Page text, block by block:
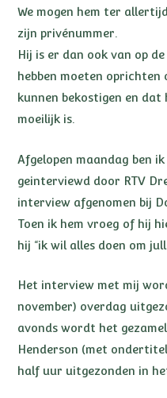
We mogen hem ter
zijn privénummer.
Hij is er dan ook van op
hebben moeten oprichten
kunnen bekostigen en
moeilijk is.
Afgelopen maandag ben
geinterviewd door RTV
interview afgenomen bij
Toen ik hem vroeg of hij
hij “ik wil alles doen om
Het interview met mij
november) overdag
avonds wordt het
Henderson (met
half uur uitgezonden in